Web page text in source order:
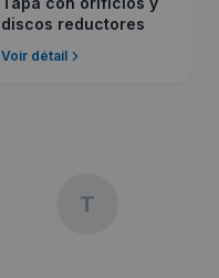
discos reductores
Voir détail
T